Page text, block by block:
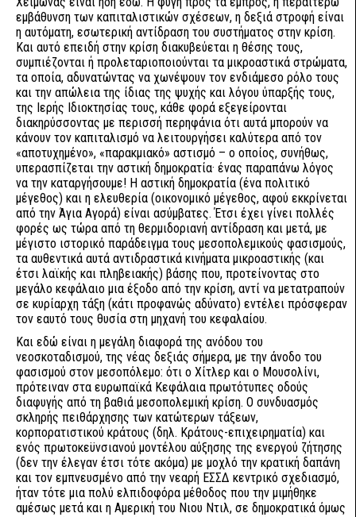
εμβάθυνση των καπιταλιστικών σχέσεων, η δεξιά στροφή είναι
η αυτόματη, εσωτερική αντίδραση του συστήματος στην κρίση.
Και αυτό επειδή στην κρίση διακυβεύεται η θέσης τους,
συμπιέζονται ή προλεταριοποιούνται τα μικροαστικά στρώματα,
τα οποία, αδυνατώντας να χωνέψουν τον ενδιάμεσο ρόλο τους
και την απώλεια της ίδιας της ψυχής και λόγου ύπαρξής τους,
της Ιερής Ιδιοκτησίας τους, κάθε φορά εξεγείρονται
διακηρύσσοντας με περισσή περηφάνια ότι αυτά μπορούν να
κάνουν τον καπιταλισμό να λειτουργήσει καλύτερα από τον
«αποτυχημένο», «παρακμιακό» αστισμό – ο οποίος, συνήθως,
υπερασπίζεται την αστική δημοκρατία· ένας παραπάνω λόγος
να την καταργήσουμε! Η αστική δημοκρατία (ένα πολιτικό
μέγεθος) και η ελευθερία (οικονομικό μέγεθος, αφού εκκρίνεται
από την Άγια Αγορά) είναι ασύμβατες. Έτσι έχει γίνει πολλές
φορές ως τώρα από τη θερμιδοριανή αντίδραση και μετά, με
μέγιστο ιστορικό παράδειγμα τους μεσοπολεμικούς φασισμούς,
τα αυθεντικά αυτά αντιδραστικά κινήματα μικροαστικής (και
έτσι λαϊκής και πληβειακής) βάσης που, προτείνοντας στο
μεγάλο κεφάλαιο μια έξοδο από την κρίση, αντί να μετατραπούν
σε κυρίαρχη τάξη (κάτι προφανώς αδύνατο) εντέλει πρόσφεραν
τον εαυτό τους θυσία στη μηχανή του κεφαλαίου.
Και εδώ είναι η μεγάλη διαφορά της ανόδου του
νεοσκοταδισμού, της νέας δεξιάς σήμερα, με την άνοδο του
φασισμού στον μεσοπόλεμο: ότι ο Χίτλερ και ο Μουσολίνι,
πρότειναν στα ευρωπαϊκά Κεφάλαια πρωτότυπες οδούς
διαφυγής από τη βαθιά μεσοπολεμική κρίση. Ο συνδυασμός
σκληρής πειθάρχησης των κατώτερων τάξεων,
κορπορατιστικού κράτους (δηλ. Κράτους-επιχειρηματία) και
ενός πρωτοκεϋνσιανού μοντέλου αύξησης της ενεργού ζήτησης
(δεν την έλεγαν έτσι τότε ακόμα) με μοχλό την κρατική δαπάνη
και τον εμπνευσμένο από την νεαρή ΕΣΣΔ κεντρικό σχεδιασμό,
ήταν τότε μια πολύ ελπιδοφόρα μέθοδος που την μιμήθηκε
αμέσως μετά και η Αμερική του Νιου Ντιλ, σε δημοκρατικά όμως